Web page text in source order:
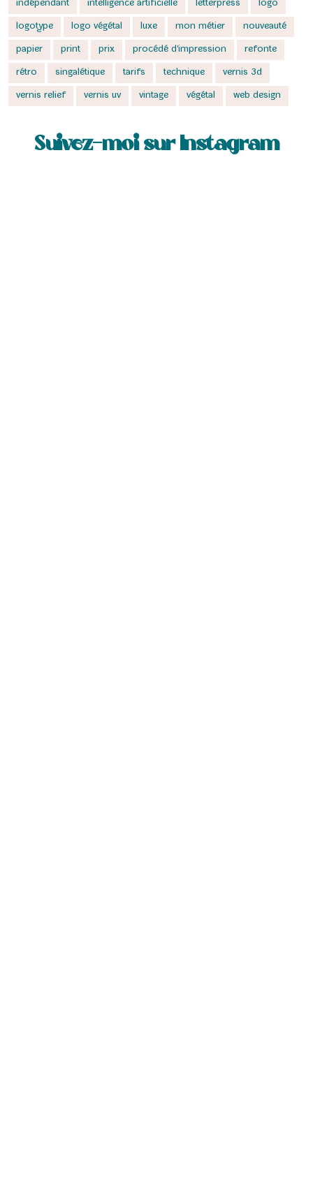
indépendant intelligence artificielle letterpress logo
logotype logo végétal luxe mon métier nouveauté
papier print prix procédé d'impression refonte
rétro singalétique tarifs technique vernis 3d
vernis relief vernis uv vintage végétal web design
Suivez-moi sur Instagram